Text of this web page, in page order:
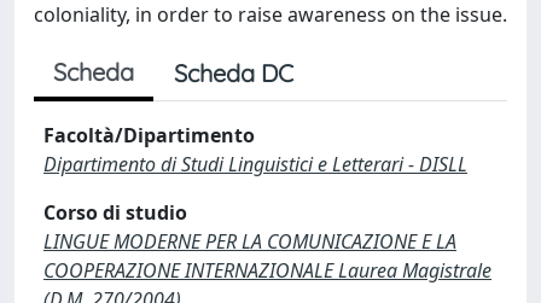
coloniality, in order to raise awareness on the issue.
Scheda Scheda DC
Facoltà/Dipartimento
Dipartimento di Studi Linguistici e Letterari - DISLL
Corso di studio
LINGUE MODERNE PER LA COMUNICAZIONE E LA
COOPERAZIONE INTERNAZIONALE Laurea Magistrale